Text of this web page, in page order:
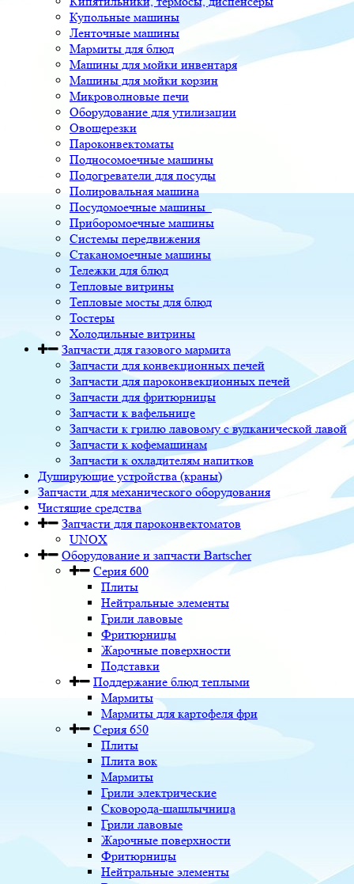
Купольные машины
Ленточные машины
Мармиты для блюд
Машины для мойки инвентаря
Машины для мойки корзин
Микроволновые печи
Оборудование для утилизации
Овощерезки
Пароконвектоматы
Подносомоечные машины
Подогреватели для посуды
Полировальная машина
Посудомоечные машины
Приборомоечные машины
Системы передвижения
Стаканомоечные машины
Тележки для блюд
Тепловые витрины
Тепловые мосты для блюд
Тостеры
Холодильные витрины
Запчасти для газового мармита
Запчасти для конвекционных печей
Запчасти для пароконвекционных печей
Запчасти для фритюрницы
Запчасти к вафельнице
Запчасти к грилю лавовому с вулканической лавой
Запчасти к кофемашинам
Запчасти к охладителям напитков
Душирующие устройства (краны)
Запчасти для механического оборудования
Чистящие средства
Запчасти для пароконвектоматов
UNOX
Оборудование и запчасти Bartscher
Серия 600
Плиты
Нейтральные элементы
Грили лавовые
Фритюрницы
Жарочные поверхности
Подставки
Поддержание блюд теплыми
Мармиты
Мармиты для картофеля фри
Серия 650
Плиты
Плита вок
Мармиты
Грили электрические
Сковорода-шашлычница
Грили лавовые
Жарочные поверхности
Фритюрницы
Нейтральные элементы